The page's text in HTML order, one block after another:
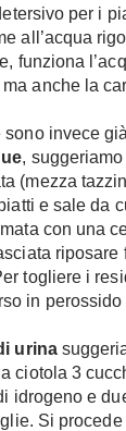
per i
all’acqua
funziona
anche la
sono invece
,
(mezza
e sale da
con una
riposare
togliere i
in
urina
ciotola 3
idrogeno e
Si